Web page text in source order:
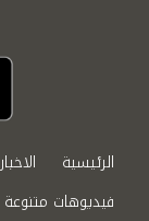
الرئيسية
فيديوهات متنوعة